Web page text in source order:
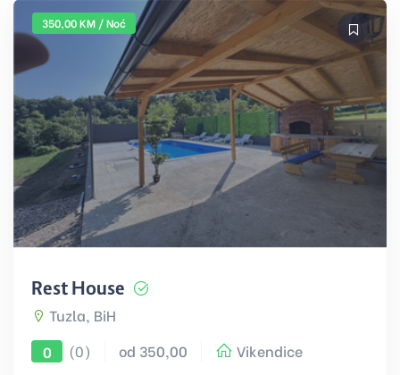
350,00 KM / Noć
Rest House
Tuzla, BiH
0
(0) od 350,00 Vikendice